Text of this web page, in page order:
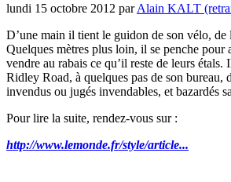
lundi 15 octobre 2012 parAlain KALT
D’une main il tient le guidon de son vélo, de
Quelques mètres plus loin, il se penche pour
vendre au rabais ce qu’il reste de leurs
Ridley Road, à quelques pas de son bureau,
invendus ou jugés invendables, et bazardés
Pour lire la suite, rendez-vous sur :
http://www.lemonde.fr/style/article...